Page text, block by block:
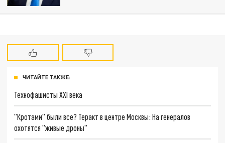
ЧИТАЙТЕ ТАКЖЕ:
Технофашисты XXI века
"Кротами" были все? Теракт в центре Москвы: На генералов
охотятся "живые дроны"